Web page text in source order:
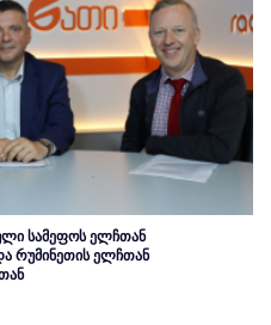
სამეფოს ელჩთან
რუმინეთის ელჩთან